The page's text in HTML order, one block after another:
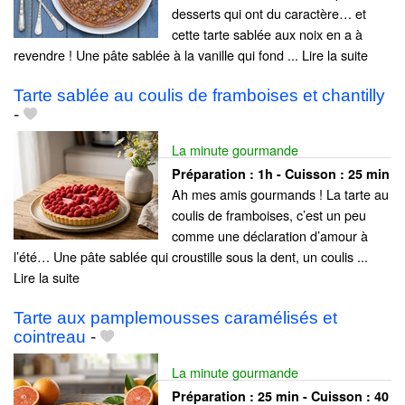
desserts qui ont du caractère… et
cette tarte sablée aux noix en a à
revendre ! Une pâte sablée à la vanille qui fond ... Lire la suite
Tarte sablée au coulis de framboises et chantilly
-
La minute gourmande
Préparation : 1h - Cuisson : 25 min
Ah mes amis gourmands ! La tarte au
coulis de framboises, c’est un peu
comme une déclaration d’amour à
l’été… Une pâte sablée qui croustille sous la dent, un coulis ...
Lire la suite
Tarte aux pamplemousses caramélisés et
cointreau -
La minute gourmande
Préparation : 25 min - Cuisson : 40